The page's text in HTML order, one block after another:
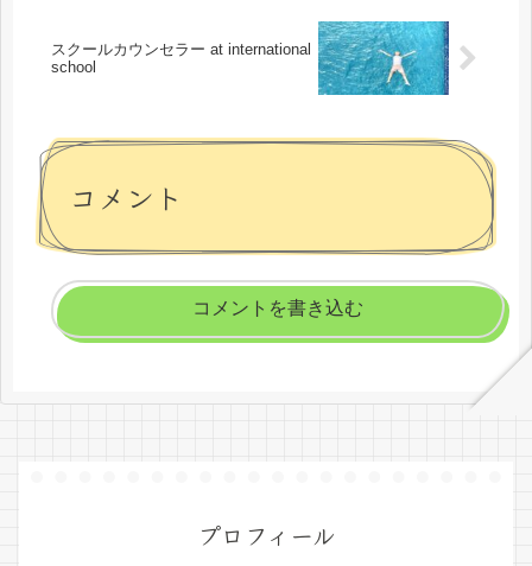
スクールカウンセラー at international
school
コメント
コメントを書き込む
プロフィール